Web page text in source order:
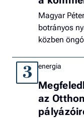
Magyar
botrányos
közben
3 energia
az